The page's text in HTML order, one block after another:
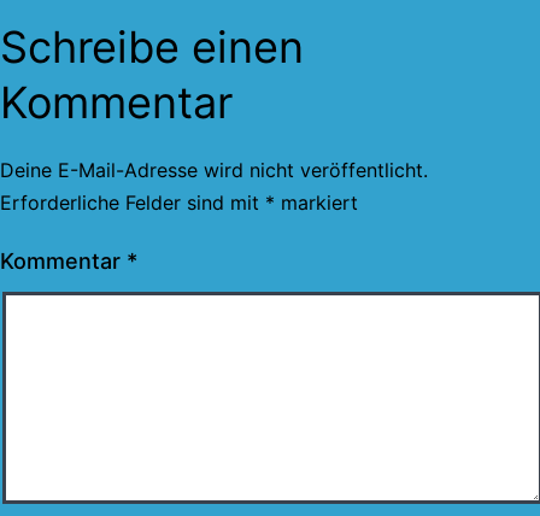
Schreibe einen
Kommentar
Deine E-Mail-Adresse wird nicht veröffentlicht.
Erforderliche Felder sind mit * markiert
Kommentar *